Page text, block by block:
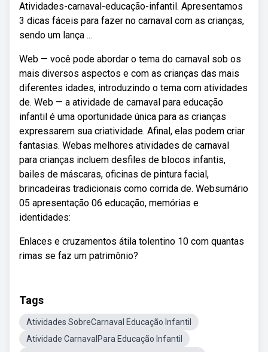
Atividades-carnaval-educação-infantil. Apresentamos
3 dicas fáceis para fazer no carnaval com as crianças,
sendo um lança ...
Web — você pode abordar o tema do carnaval sob os
mais diversos aspectos e com as crianças das mais
diferentes idades, introduzindo o tema com atividades
de. Web — a atividade de carnaval para educação
infantil é uma oportunidade única para as crianças
expressarem sua criatividade. Afinal, elas podem criar
fantasias. Webas melhores atividades de carnaval
para crianças incluem desfiles de blocos infantis,
bailes de máscaras, oficinas de pintura facial,
brincadeiras tradicionais como corrida de. Websumário
05 apresentação 06 educação, memórias e
identidades:
Enlaces e cruzamentos átila tolentino 10 com quantas
rimas se faz um patrimônio?
Tags
Atividades SobreCarnaval Educação Infantil
Atividade CarnavalPara Educação Infantil